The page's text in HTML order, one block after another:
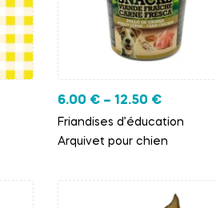
6.00 € – 12.50 €
Friandises d’éducation
Arquivet pour chien